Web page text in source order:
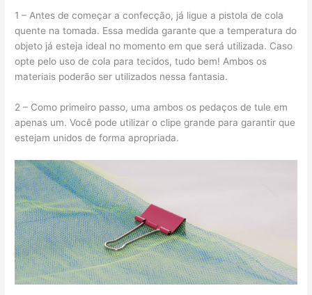
1 – Antes de começar a confecção, já ligue a pistola de cola
quente na tomada. Essa medida garante que a temperatura do
objeto já esteja ideal no momento em que será utilizada. Caso
opte pelo uso de cola para tecidos, tudo bem! Ambos os
materiais poderão ser utilizados nessa fantasia.
2 – Como primeiro passo, uma ambos os pedaços de tule em
apenas um. Você pode utilizar o clipe grande para garantir que
estejam unidos de forma apropriada.